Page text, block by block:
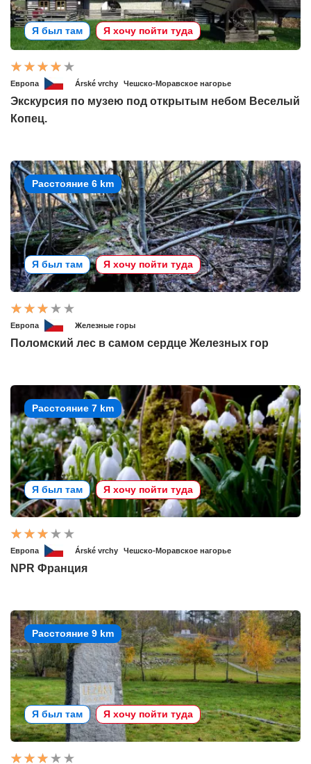
Я был там Я хочу пойти туда
Европа Árské vrchy Чешско-Моравское нагорье
Экскурсия по музею под открытым небом Веселый
Копец.
Расстояние 6 km
Я был там Я хочу пойти туда
Европа Железные горы
Поломский лес в самом сердце Железных гор
Расстояние 7 km
Я был там Я хочу пойти туда
Европа Árské vrchy Чешско-Моравское нагорье
NPR Франция
Расстояние 9 km
Я был там Я хочу пойти туда